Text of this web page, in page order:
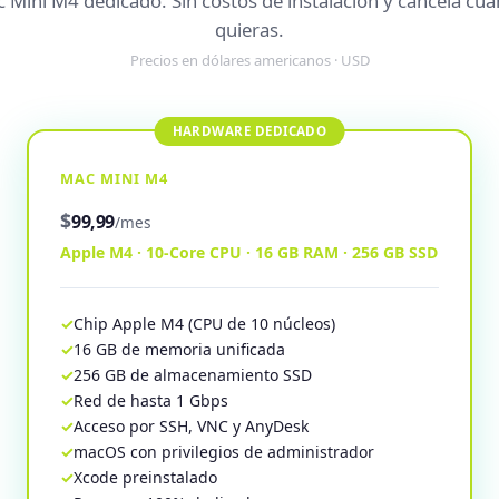
quieras.
Precios en dólares americanos · USD
MAC MINI M4
$99,99/mes
Apple M4 · 10-Core CPU · 16 GB RAM · 256 GB SSD
Chip Apple M4 (CPU de 10 núcleos)
16 GB de memoria unificada
256 GB de almacenamiento SSD
Red de hasta 1 Gbps
Acceso por SSH, VNC y AnyDesk
macOS con privilegios de administrador
Xcode preinstalado